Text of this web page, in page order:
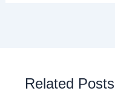
Related Posts